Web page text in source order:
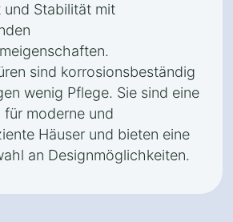
und Stabilität mit
sind korrosionsbeständig
wenig Pflege. Sie sind eine
für moderne und
Häuser und bieten eine
an Designmöglichkeiten.